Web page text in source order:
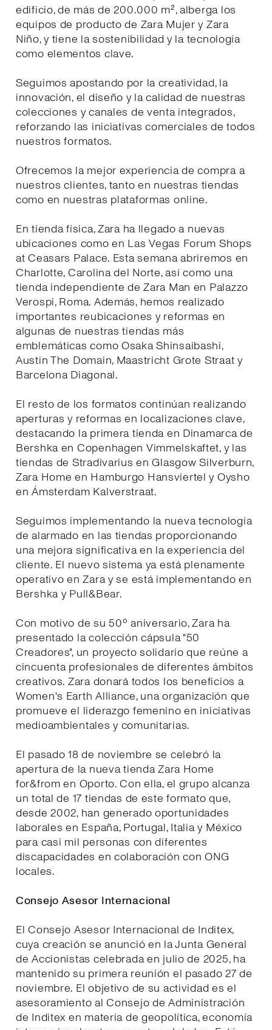
edificio, de más de 200.000 m², alberga los
equipos de producto de Zara Mujer y Zara
Niño, y tiene la sostenibilidad y la tecnología
como elementos clave.
Seguimos apostando por la creatividad, la
innovación, el diseño y la calidad de nuestras
colecciones y canales de venta integrados,
reforzando las iniciativas comerciales de todos
nuestros formatos.
Ofrecemos la mejor experiencia de compra a
nuestros clientes, tanto en nuestras tiendas
como en nuestras plataformas online.
En tienda física, Zara ha llegado a nuevas
ubicaciones como en Las Vegas Forum Shops
at Ceasars Palace. Esta semana abriremos en
Charlotte, Carolina del Norte, así como una
tienda independiente de Zara Man en Palazzo
Verospi, Roma. Además, hemos realizado
importantes reubicaciones y reformas en
algunas de nuestras tiendas más
emblemáticas como Osaka Shinsaibashi,
Austin The Domain, Maastricht Grote Straat y
Barcelona Diagonal.
El resto de los formatos continúan realizando
aperturas y reformas en localizaciones clave,
destacando la primera tienda en Dinamarca de
Bershka en Copenhagen Vimmelskaftet, y las
tiendas de Stradivarius en Glasgow Silverburn,
Zara Home en Hamburgo Hansviertel y Oysho
en Ámsterdam Kalverstraat.
Seguimos implementando la nueva tecnología
de alarmado en las tiendas proporcionando
una mejora significativa en la experiencia del
cliente. El nuevo sistema ya está plenamente
operativo en Zara y se está implementando en
Bershka y Pull&Bear.
Con motivo de su 50º aniversario, Zara ha
presentado la colección cápsula "50
Creadores", un proyecto solidario que reúne a
cincuenta profesionales de diferentes ámbitos
creativos. Zara donará todos los beneficios a
Women's Earth Alliance, una organización que
promueve el liderazgo femenino en iniciativas
medioambientales y comunitarias.
El pasado 18 de noviembre se celebró la
apertura de la nueva tienda Zara Home
for&from en Oporto. Con ella, el grupo alcanza
un total de 17 tiendas de este formato que,
desde 2002, han generado oportunidades
laborales en España, Portugal, Italia y México
para casi mil personas con diferentes
discapacidades en colaboración con ONG
locales.
Consejo Asesor Internacional
El Consejo Asesor Internacional de Inditex,
cuya creación se anunció en la Junta General
de Accionistas celebrada en julio de 2025, ha
mantenido su primera reunión el pasado 27 de
noviembre. El objetivo de su actividad es el
asesoramiento al Consejo de Administración
de Inditex en materia de geopolítica, economía